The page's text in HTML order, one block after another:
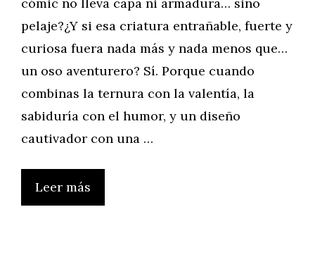
pelaje?¿Y si esa criatura entrañable, fuerte y
curiosa fuera nada más y nada menos que…
un oso aventurero? Sí. Porque cuando
combinas la ternura con la valentía, la
sabiduría con el humor, y un diseño
cautivador con una …
Leer más